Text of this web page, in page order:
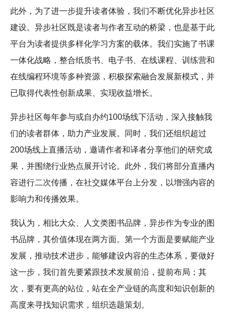
此外，为了进一步提升读者体验，我们不断优化异步社区
建设。异步社区既是读者与作者互动的桥梁，也是基于此
平台为读者提供多样化学习方案的载体。我们实施了书课
一体化战略，整合纸质书、电子书、在线课程、训练营和
在线编程环境等多种资源，积极探索融合发展新模式，并
已取得代表性创新成果、实现收益增长。
异步社区每年参与或自办约100场线下活动，深入接触我
们的读者群体，助力产业发展。同时，我们还组织超过
200场线上直播活动，邀请作者和译者分享他们的研究成
果，并围绕行业热点展开讨论。此外，我们将部分直播内
容进行二次传播，在社交媒体平台上分发，以增强内容的
影响力和传播效果。
我认为，相比大众、人文类图书品牌，异步作为专业的图
书品牌，其价值体现在两方面。第一个方面是要赋能产业
发展，推动技术进步，能够建设内容的生态体系，要做好
这一步，我们首先要紧跟技术发展前沿，提前布局；其
次，要有更高的站位，站在全产业链的高度和知识创新的
高度来寻找知识需求，组织选题策划。